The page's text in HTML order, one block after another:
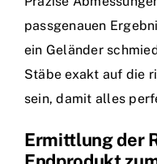
passgenauen
ein Geländer
Stäbe exakt auf die
sein, damit alles
Ermittlung der